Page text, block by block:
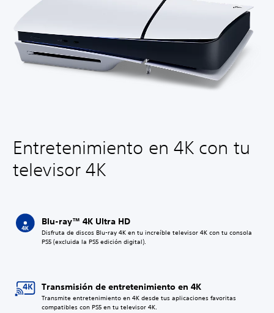
Entretenimiento en 4K con tu
televisor 4K
Blu-ray™ 4K Ultra HD
Disfruta de discos Blu-ray 4K en tu increíble televisor 4K con tu consola
PS5 (excluida la PS5 edición digital).
Transmisión de entretenimiento en 4K
Transmite entretenimiento en 4K desde tus aplicaciones favoritas
compatibles con PS5 en tu televisor 4K.